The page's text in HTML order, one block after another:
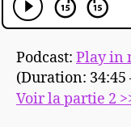
Podcast: Play in
(Duration:
Voir la partie 2